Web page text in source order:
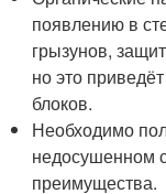
появлению в
грызунов,
но это
блоков.
Необходимо
недосушенном
преимущества.